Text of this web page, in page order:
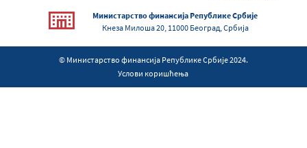
Министарство финансија Републике Србије
Кнеза Милоша 20, 11000 Београд, Србија
© Министарство финансија Републике Србије 2024.
Услови коришћења